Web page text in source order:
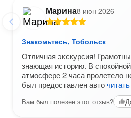
Марина8 июн 2026
Знакомьтесь, Тобольск
Отличная экскурсия!
знающая историю. В
атмосфере 2 часа пролетело
был предоставлен авто
Вам был полезен этот отзыв?